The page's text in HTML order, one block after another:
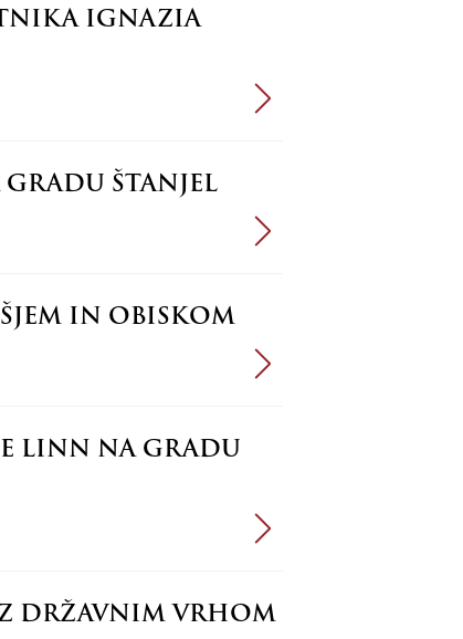
IGNAZIA
ŠTANJEL
IN OBISKOM
LINN NA GRADU
DRŽAVNIM VRHOM